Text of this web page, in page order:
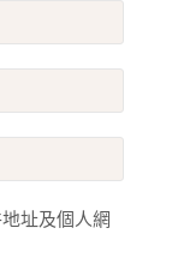
址及個人網